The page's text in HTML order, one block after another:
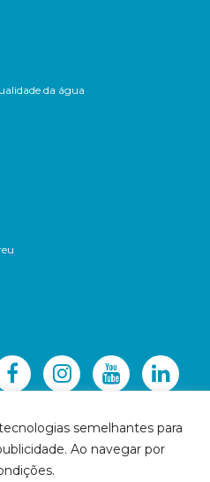
semelhantes para
Ao navegar por
da água
Doce - Todos os direitos reservados